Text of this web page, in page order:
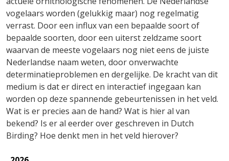
vogelaars worden (gelukkig maar) nog regelmatig
verrast. Door een influx van een bepaalde soort of
bepaalde soorten, door een uiterst zeldzame soort
waarvan de meeste vogelaars nog niet eens de juiste
Nederlandse naam weten, door onverwachte
determinatieproblemen en dergelijke. De kracht van dit
medium is dat er direct en interactief ingegaan kan
worden op deze spannende gebeurtenissen in het veld.
Wat is er precies aan de hand? Wat is hier al van
bekend? Is er al eerder over geschreven in Dutch
Birding? Hoe denkt men in het veld hierover?